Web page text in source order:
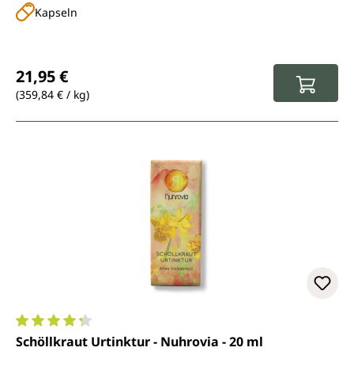
Kapseln
21,95 €
(359,84 € / kg)
Durchschnittliche Bewertung von 4.3 von 5 Sternen
Schöllkraut Urtinktur - Nuhrovia - 20 ml